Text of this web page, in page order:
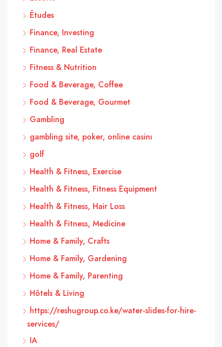
Études
Finance, Investing
Finance, Real Estate
Fitness & Nutrition
Food & Beverage, Coffee
Food & Beverage, Gourmet
Gambling
gambling site, poker, online casinı
golf
Health & Fitness, Exercise
Health & Fitness, Fitness Equipment
Health & Fitness, Hair Loss
Health & Fitness, Medicine
Home & Family, Crafts
Home & Family, Gardening
Home & Family, Parenting
Hôtels & Living
https://reshugroup.co.ke/water-slides-for-hire-
services/
IA